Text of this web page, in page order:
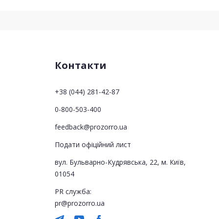
Контакти
+38 (044) 281-42-87
0-800-503-400
feedback@prozorro.ua
Подати офіційний лист
вул. Бульварно-Кудрявська, 22, м. Київ,
01054
PR служба:
pr@prozorro.ua